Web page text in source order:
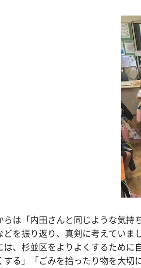
らは「内田さんと同じような気
を振り返り、真剣に考えていま
は、杉並区をよりよくするため
する」「ごみを拾ったり物を大切